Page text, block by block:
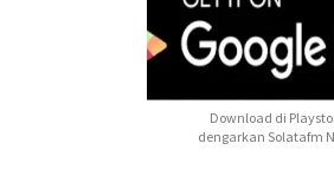
Download di
dengarkan Solatafm